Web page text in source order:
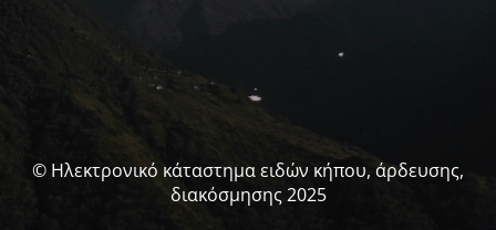
© Ηλεκτρονικό κάταστημα ειδών κήπου, άρδευσης,
διακόσμησης 2025